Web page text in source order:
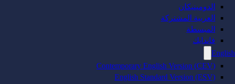
الدومينيكان
العربية المشتركة
المبسطة
فاندايك
English
Contemporary English Version (CEV)
English Standard Version (ESV)